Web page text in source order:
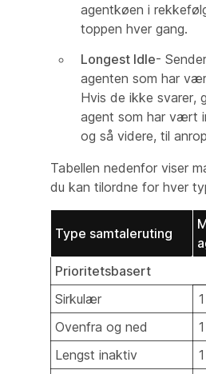
agentkøen i
toppen hver gang.
Longest Idle-
agenten som har
Hvis de ikke svarer,
agent som har vært
og så videre, til
Tabellen nedenfor viser
du kan tilordne for hver
Type samtaleruting
Prioritetsbasert
Sirkulær
Ovenfra og ned
Lengst inaktiv